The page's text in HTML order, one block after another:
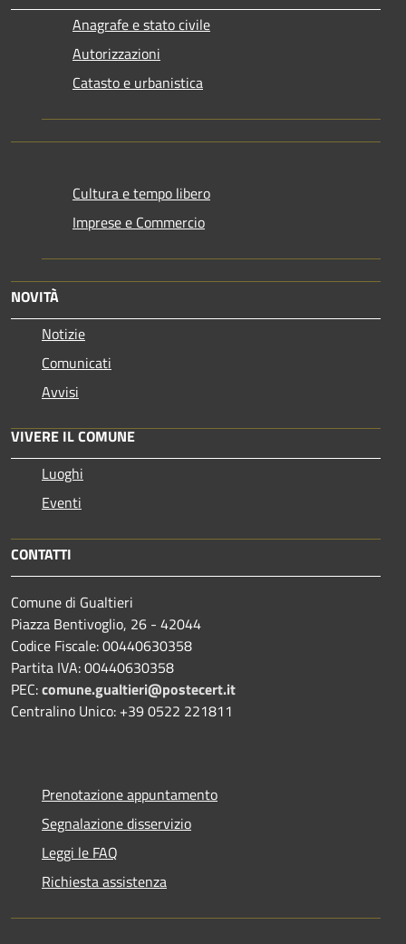
Anagrafe e stato civile
Autorizzazioni
Catasto e urbanistica
Cultura e tempo libero
Imprese e Commercio
NOVITÀ
Notizie
Comunicati
Avvisi
VIVERE IL COMUNE
Luoghi
Eventi
CONTATTI
Comune di Gualtieri
Piazza Bentivoglio, 26 - 42044
Codice Fiscale: 00440630358
Partita IVA: 00440630358
PEC:comune.gualtieri@postecert.it
Centralino Unico: +39 0522 221811
Prenotazione appuntamento
Segnalazione disservizio
Leggi le FAQ
Richiesta assistenza